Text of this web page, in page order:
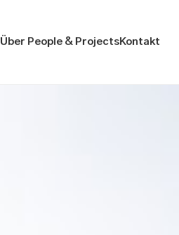
Über People & Projects Kontakt